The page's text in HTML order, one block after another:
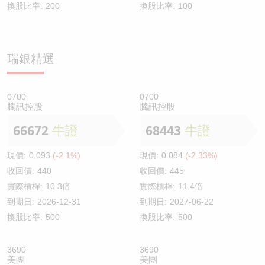
換股比率: 200
換股比率: 100
瑞銀精選
0700
騰訊控股
66672 牛證
現價: 0.093 (-2.1%)
收回價: 440
實際槓桿: 10.3倍
到期日: 2026-12-31
換股比率: 500
0700
騰訊控股
68443 牛證
現價: 0.084 (-2.33%)
收回價: 445
實際槓桿: 11.4倍
到期日: 2027-06-22
換股比率: 500
3690
美團
3690
美團